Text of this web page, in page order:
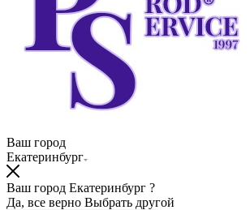
Ваш город
Екатеринбург
Ваш город Екатеринбург ?
Да, все верно Выбрать другой